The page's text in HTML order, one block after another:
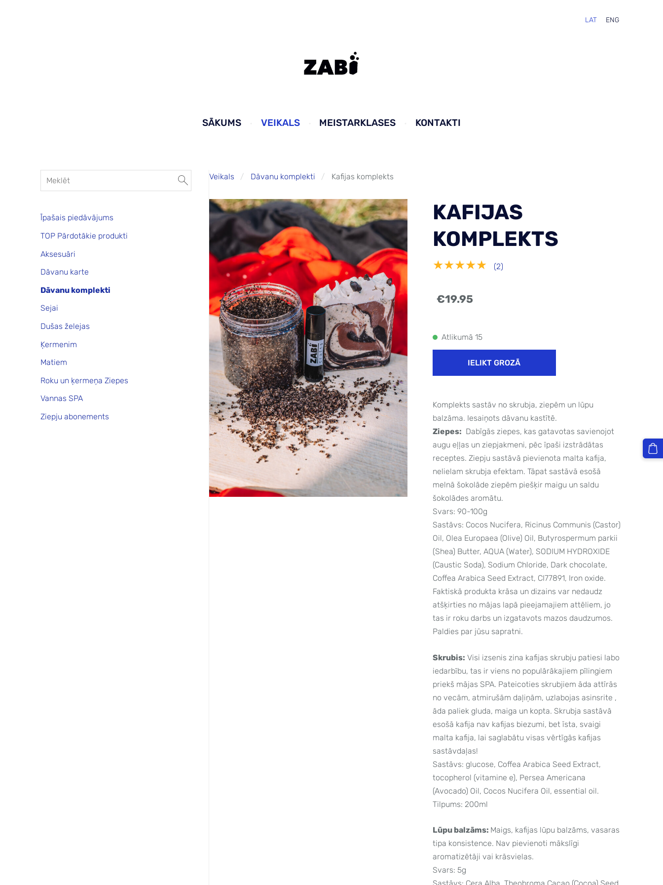
SĀKUMS VEIKALS MEISTARKLASES KONTAKTI
LAT ENG
Īpašais piedāvājums
TOP Pārdotākie produkti
Aksesuāri
Dāvanu karte
Dāvanu komplekti
Sejai
Dušas želejas
Ķermenim
Matiem
Roku un ķermeņa Ziepes
Vannas SPA
Ziepju abonements
Veikals Dāvanu komplekti Kafijas komplekts
KAFIJAS
KOMPLEKTS
★★★★★ (2)
€19.95
Atlikumā 15
IELIKT GROZĀ
Komplekts sastāv no skrubja, ziepēm un lūpu
balzāma. Iesaiņots dāvanu kastītē.
Ziepes: Dabīgās ziepes, kas gatavotas savienojot
augu eļļas un ziepjakmeni, pēc īpaši izstrādātas
receptes. Ziepju sastāvā pievienota malta kafija,
nelielam skrubja efektam. Tāpat sastāvā esošā
melnā šokolāde ziepēm piešķir maigu un saldu
šokolādes aromātu.
Svars: 90-100g
Sastāvs: Cocos Nucifera, Ricinus Communis (Castor)
Oil, Olea Europaea (Olive) Oil, Butyrospermum parkii
(Shea) Butter, AQUA (Water), SODIUM HYDROXIDE
(Caustic Soda), Sodium Chloride, Dark chocolate,
Coffea Arabica Seed Extract, CI77891, Iron oxide.
Faktiskā produkta krāsa un dizains var nedaudz
atšķirties no mājas lapā pieejamajiem attēliem, jo
tas ir roku darbs un izgatavots mazos daudzumos.
Paldies par jūsu sapratni.
Skrubis: Visi izsenis zina kafijas skrubju patiesi labo
iedarbību, tas ir viens no populārākajiem pīlingiem
priekš mājas SPA. Pateicoties skrubjiem āda attīrās
no vecām, atmirušām daļiņām, uzlabojas asinsrite ,
āda paliek gluda, maiga un kopta. Skrubja sastāvā
esošā kafija nav kafijas biezumi, bet īsta, svaigi
malta kafija, lai saglabātu visas vērtīgās kafijas
sastāvdaļas!
Sastāvs: glucose, Coffea Arabica Seed Extract,
tocopherol (vitamine e), Persea Americana
(Avocado) Oil, Cocos Nucifera Oil, essential oil.
Tilpums: 200ml
Lūpu balzāms: Maigs, kafijas lūpu balzāms, vasaras
tipa konsistence. Nav pievienoti mākslīgi
aromatizētāji vai krāsvielas.
Svars: 5g